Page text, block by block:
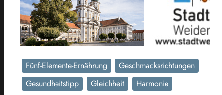
Fünf-Elemente-Ernährung
Geschmacksrichtungen
Gesundheitstipp
Gleichheit
Harmonie